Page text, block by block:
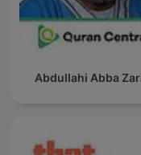
Abdullahi Abba